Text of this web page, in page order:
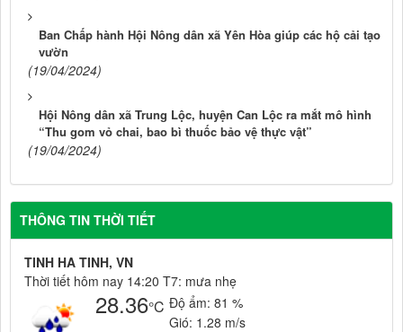
Ban Chấp hành Hội Nông dân xã Yên Hòa giúp các hộ cải tạo
vườn
(19/04/2024)
Hội Nông dân xã Trung Lộc, huyện Can Lộc ra mắt mô hình
“Thu gom vỏ chai, bao bì thuốc bảo vệ thực vật”
(19/04/2024)
THÔNG TIN THỜI TIẾT
TINH HA TINH, VN
Thời tiết hôm nay 14:20 T7: mưa nhẹ
28.36°C Độ ẩm: 81 %
Gió: 1.28 m/s